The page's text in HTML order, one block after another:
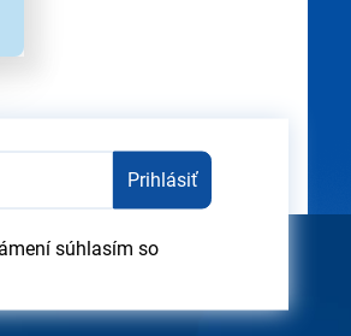
Prihlásiť
súhlasím so